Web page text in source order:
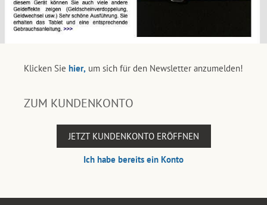
Klicken Sie hier, um sich für den Newsletter anzumelden!
ZUM KUNDENKONTO
JETZT KUNDENKONTO ERÖFFNEN
Ich habe bereits ein Konto